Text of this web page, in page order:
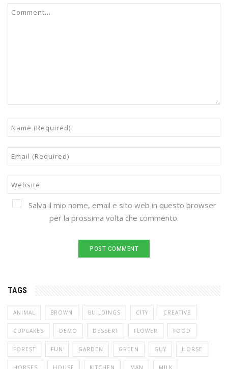
Salva il mio nome, email e sito web in questo browser
per la prossima volta che commento.
TAGS
ANIMAL BROWN BUILDINGS CITY CREATIVE
CUPCAKES DEMO DESSERT FLOWER FOOD
FOREST FUN GARDEN GREEN GUY HORSE